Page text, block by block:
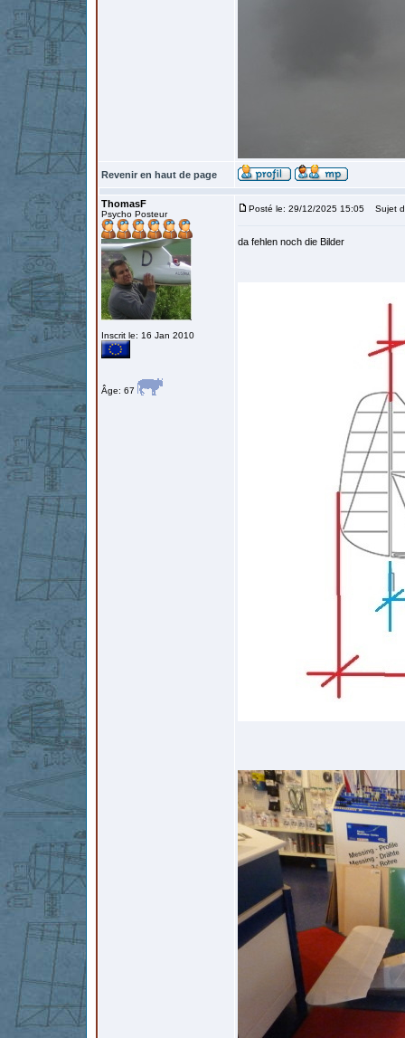
Revenir en haut de page
ThomasF
Psycho Posteur
Inscrit le: 16 Jan 2010
Âge: 67
Posté le: 29/12/2025 15:05 Sujet
da fehlen noch die Bilder